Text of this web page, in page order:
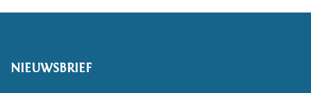
NIEUWSBRIEF